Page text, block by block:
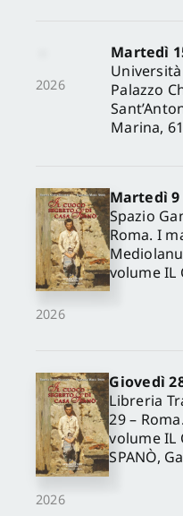
2026
Martedì
Palazzo
Marina,
2026
Martedì 9
Spazio
Roma. I
volume IL
2026
Giovedì
Libreria
29 –
volume IL
SPANÒ,